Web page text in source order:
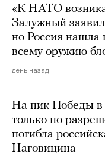
«К НАТО
Залужный
но Россия нашла
всему оружию
день назад
На пик Победы в
только по
погибла
Наговицина